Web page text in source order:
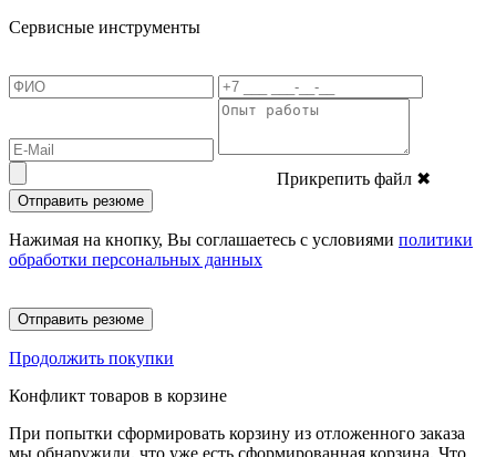
Сервисные инструменты
Прикрепить файл ✖
Отправить резюме
Нажимая на кнопку, Вы соглашаетесь с условиями политики
обработки персональных данных
Отправить резюме
Продолжить покупки
Конфликт товаров в корзине
При попытки сформировать корзину из отложенного заказа
мы обнаружили, что уже есть сформированная корзина. Что